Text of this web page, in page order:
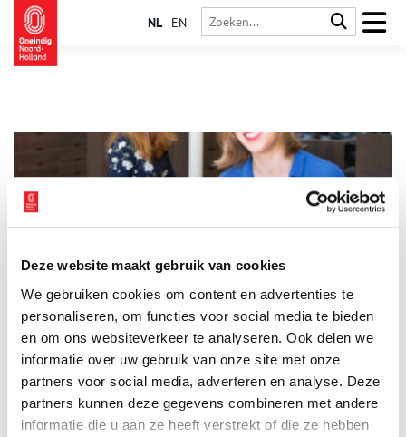
Deze website maakt gebruik van cookies
We gebruiken cookies om content en advertenties te
personaliseren, om functies voor social media te bieden
en om ons websiteverkeer te analyseren. Ook delen we
informatie over uw gebruik van onze site met onze
partners voor social media, adverteren en analyse. Deze
partners kunnen deze gegevens combineren met andere
informatie die u aan ze heeft verstrekt of die ze hebben
NL EN
uitdaging’
Nederland vakantieland! Deze zomer zullen de meesten van
ons vanwege de coronacrisis wel in eigen land op vakantie
gaan. Inge Molenaar en Sarah Remmerts de Vries van Oneindig
Noord-Holland vonden twee historische toeristische affiches,
die verrassend actueel blijken.